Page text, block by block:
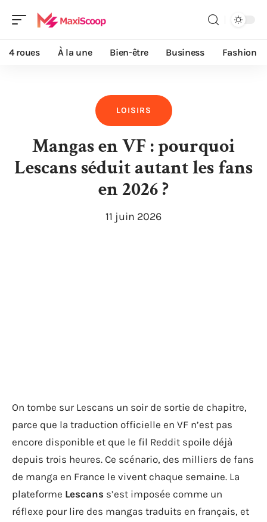
4 roues À la une Bien-être Business Fashion
LOISIRS
Mangas en VF : pourquoi
Lescans séduit autant les fans
en 2026 ?
11 juin 2026
On tombe sur Lescans un soir de sortie de chapitre,
parce que la traduction officielle en VF n’est pas
encore disponible et que le fil Reddit spoile déjà
depuis trois heures. Ce scénario, des milliers de fans
de manga en France le vivent chaque semaine. La
plateforme Lescans s’est imposée comme un
réflexe pour lire des mangas traduits en français, et